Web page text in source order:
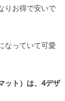
りお得で安いで
なっていて可愛
ット）は、4デザ